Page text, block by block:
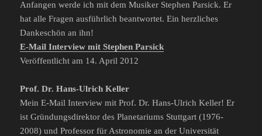
Anfangen werde ich mit dem Musiker Stephen Parsick. Er
hat alle Fragen ausführlich beantwortet. Ein herzliches
Dankeschön an ihn!
E-Mail Interview mit Stephen Parsick
Veröffentlicht am 14. April 2012
Prof. Dr. Hans-Ulrich Keller
Mein E-Mail Interview mit Prof. Dr. Hans-Ulrich Keller! Er
ist Gründungsdirektor des Planetariums Stuttgart (1976-
2008) und Professor für Astronomie an der Universität